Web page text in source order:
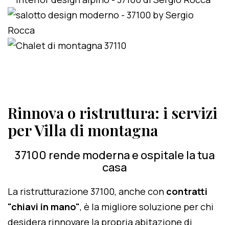
Rinnova o ristruttura: i servizi
per Villa di montagna
37100 rende moderna e ospitale la tua
casa
La ristrutturazione 37100, anche con contratti
"chiavi in mano", è la migliore soluzione per chi
desidera rinnovare la propria abitazione di